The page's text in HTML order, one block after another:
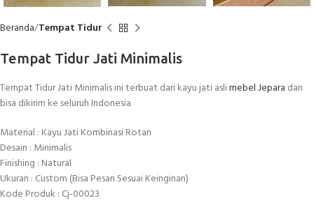
Beranda Tempat Tidur
Tempat Tidur Jati Minimalis
Tempat Tidur Jati Minimalis ini terbuat dari kayu jati aslimebel Jepara dan
bisa dikirim ke seluruh Indonesia
Material : Kayu Jati Kombinasi Rotan
Desain : Minimalis
Finishing : Natural
Ukuran : Custom (Bisa Pesan Sesuai Keinginan)
Kode Produk : Cj-00023